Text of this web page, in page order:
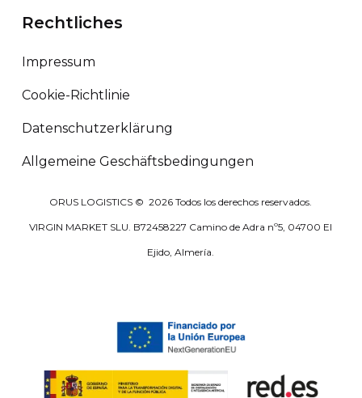
Rechtliches
Impressum
Cookie-Richtlinie
Datenschutzerklärung
Allgemeine Geschäftsbedingungen
ORUS LOGISTICS ©2026 Todos los derechos reservados.
VIRGIN MARKET SLU. B72458227 Camino de Adra nº5, 04700 El
Ejido, Almería.